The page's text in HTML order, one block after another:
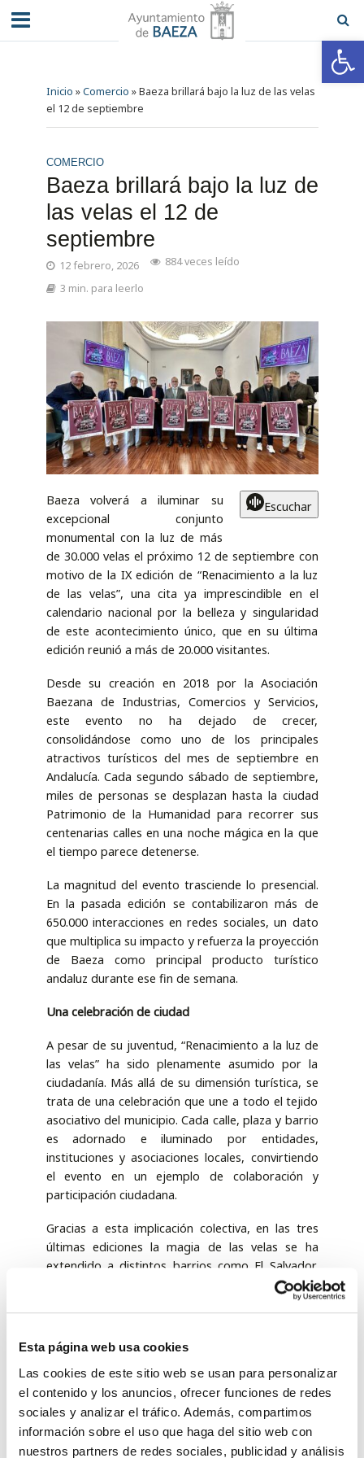
Esta página web usa cookies
Las cookies de este sitio web se usan para personalizar
el contenido y los anuncios, ofrecer funciones de redes
sociales y analizar el tráfico. Además, compartimos
información sobre el uso que haga del sitio web con
nuestros partners de redes sociales, publicidad y análisis
Inicio »Comercio »Baeza brillará bajo la luz de las velas
el 12 de septiembre
COMERCIO
Baeza brillará bajo la luz de
las velas el 12 de
septiembre
12 febrero, 2026
884 veces leído
3 min. para leerlo
Escuchar
Baeza volverá a iluminar su
excepcional conjunto
monumental con la luz de más
de 30.000 velas el próximo 12 de septiembre con
motivo de la IX edición de “Renacimiento a la luz
de las velas”, una cita ya imprescindible en el
calendario nacional por la belleza y singularidad
de este acontecimiento único, que en su última
edición reunió a más de 20.000 visitantes.
Desde su creación en 2018 por la Asociación
Baezana de Industrias, Comercios y Servicios,
este evento no ha dejado de crecer,
consolidándose como uno de los principales
atractivos turísticos del mes de septiembre en
Andalucía. Cada segundo sábado de septiembre,
miles de personas se desplazan hasta la ciudad
Patrimonio de la Humanidad para recorrer sus
centenarias calles en una noche mágica en la que
el tiempo parece detenerse.
La magnitud del evento trasciende lo presencial.
En la pasada edición se contabilizaron más de
650.000 interacciones en redes sociales, un dato
que multiplica su impacto y refuerza la proyección
de Baeza como principal producto turístico
andaluz durante ese fin de semana.
Una celebración de ciudad
A pesar de su juventud, “Renacimiento a la luz de
las velas” ha sido plenamente asumido por la
ciudadanía. Más allá de su dimensión turística, se
trata de una celebración que une a todo el tejido
asociativo del municipio. Cada calle, plaza y barrio
es adornado e iluminado por entidades,
instituciones y asociaciones locales, convirtiendo
el evento en un ejemplo de colaboración y
participación ciudadana.
Gracias a esta implicación colectiva, en las tres
últimas ediciones la magia de las velas se ha
extendido a distintos barrios como El Salvador,
Los Descalzos o San Andrés, ampliando el
recorrido y acercando la experiencia a nuevos
Un cartel con sello baezano
El artista baezano Pope Cabrera firma el cartel
anunciador de esta novena edición, presentado
en la mañana de hoy en el Salón de Plenos del
Ayuntamiento de Baeza, tras no poder darse a
Abrir barra de herramientas